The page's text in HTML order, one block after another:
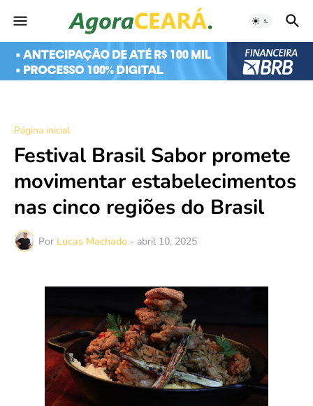
Página inicial
Festival Brasil Sabor promete
movimentar estabelecimentos
nas cinco regiões do Brasil
Por Lucas Machado - abril 10, 2025